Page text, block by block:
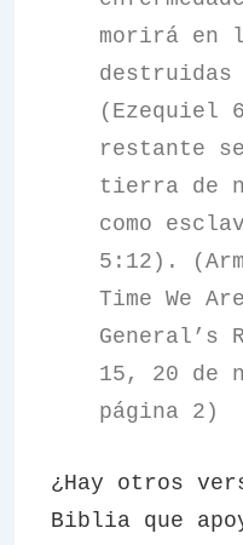
morirá en
destruidas
restante
tierra de
como
5:12).
Time We
General’s
15, 20 de
página 2)
¿Hay otros
Biblia que